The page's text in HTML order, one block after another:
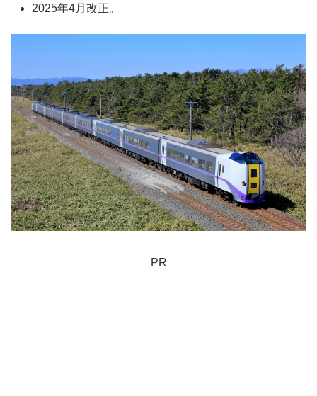
2025年4月改正。
PR